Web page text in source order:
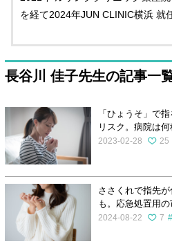
を経て2024年JUN CLINIC横浜 就
長谷川 佳子先生の記事一
「ひょうそ」で
リスク。病院は何
2023-02-28 25
ささくれで指先
も。応急処置用の
2024-08-22 7